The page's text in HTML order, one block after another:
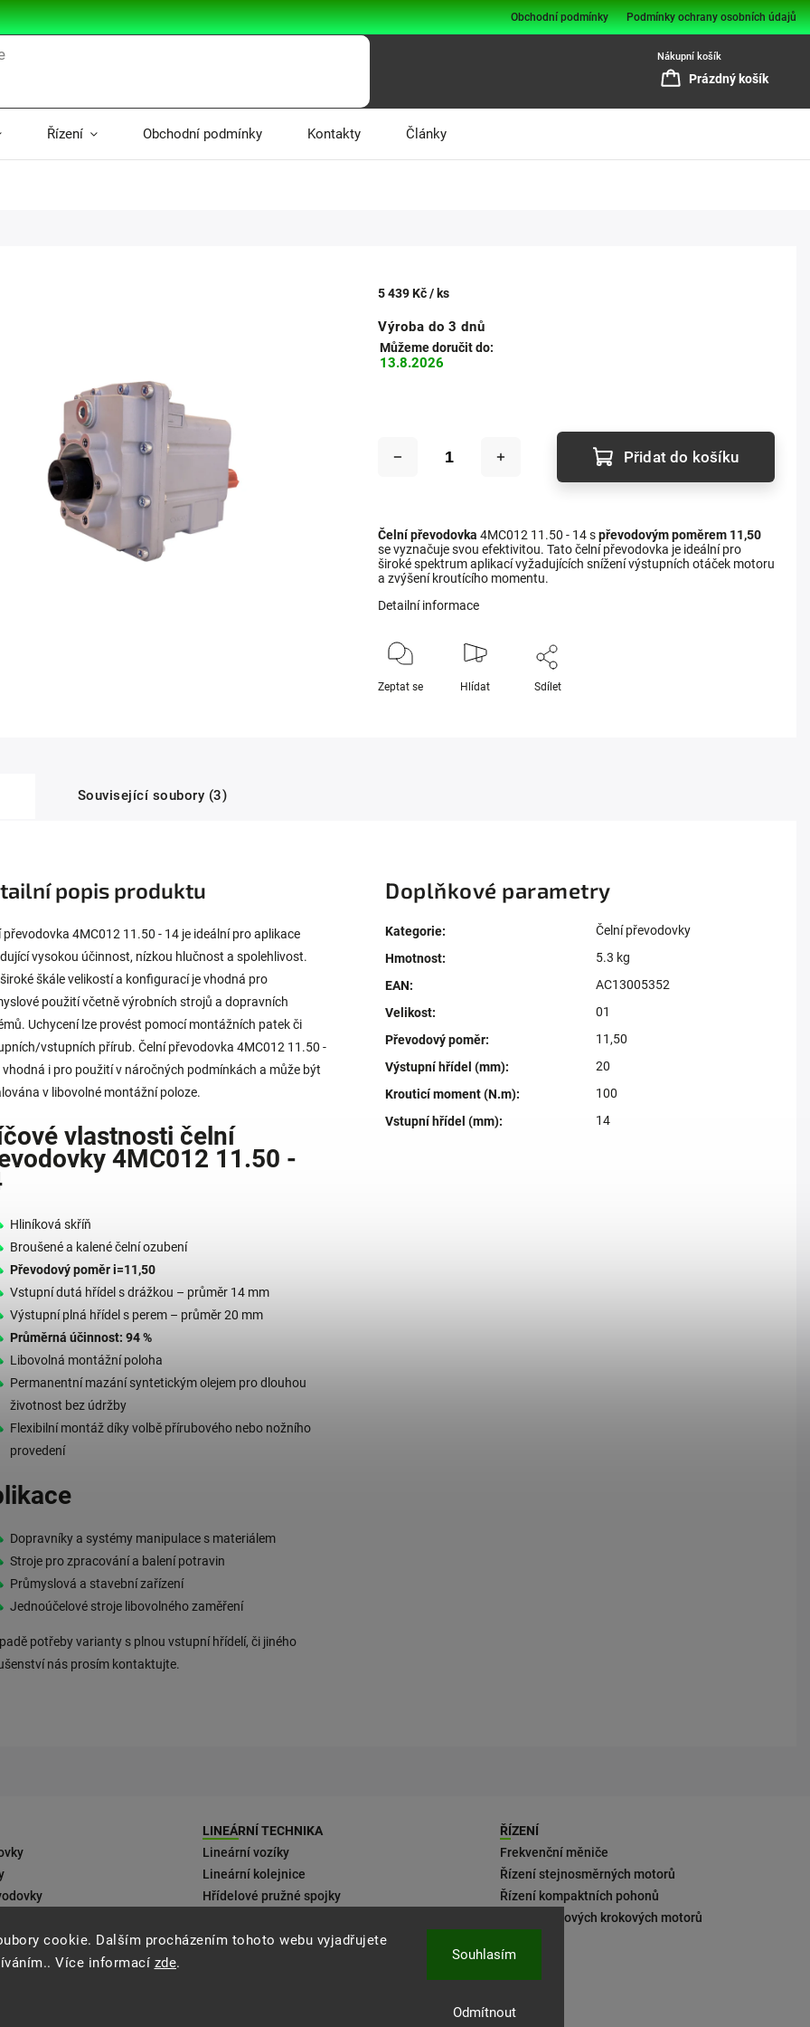
cookie. Dalším procházením tohoto webu vyjadřujete
Více informací zde.
Odmítnout
Souhlasím
Obchodní podmínky Podmínky ochrany osobních údajů
Nákupní košík
Prázdný košík
Řízení Obchodní podmínky Kontakty Články
5 439 Kč/ ks
Výroba do 3 dnů
Můžeme doručit do:
13.8.2026
Přidat do košíku
Čelní převodovka 4MC012 11.50 - 14 spřevodovým poměrem 11,50
se vyznačuje svou efektivitou. Tato čelní převodovka je ideální pro
široké spektrum aplikací vyžadujících snížení výstupních otáček motoru
a zvýšení kroutícího momentu.
Detailní informace
Zeptat se Hlídat Sdílet
Související soubory (3)
popis produktu
převodovka 4MC012 11.50 - 14 je ideální pro aplikace
vysokou účinnost, nízkou hlučnost a spolehlivost.
škále velikostí a konfigurací je vhodná pro
použití včetně výrobních strojů a dopravních
Uchycení lze provést pomocí montážních patek či
vstupních přírub. Čelní převodovka 4MC012 11.50 -
vhodná i pro použití v náročných podmínkách a může být
v libovolné montážní poloze.
vlastnosti čelní
4MC012 11.50 -
Hliníková skříň
Broušené a kalené čelní ozubení
Převodový poměr i=11,50
Vstupní dutá hřídel s drážkou – průměr 14 mm
Výstupní plná hřídel s perem – průměr 20 mm
Průměrná účinnost: 94 %
Libovolná montážní poloha
Permanentní mazání syntetickým olejem pro dlouhou
životnost bez údržby
Flexibilní montáž díky volbě přírubového nebo nožního
provedení
Dopravníky a systémy manipulace s materiálem
Stroje pro zpracování a balení potravin
Průmyslová a stavební zařízení
Jednoúčelové stroje libovolného zaměření
potřeby varianty s plnou vstupní hřídelí, či jiného
nás prosím kontaktujte.
Doplňkové parametry
Kategorie:
Čelní převodovky
Hmotnost:
5.3 kg
EAN:
AC13005352
Velikost:
01
Převodový poměr:
11,50
Výstupní hřídel (mm):
20
Krouticí moment (N.m):
100
Vstupní hřídel (mm): 14
LINEÁRNÍ TECHNIKA
Lineární vozíky
Lineární kolejnice
Hřídelové pružné spojky
ŘÍZENÍ
Frekvenční měniče
Řízení stejnosměrných motorů
Řízení kompaktních pohonů
Řízení 2fázových krokových motorů